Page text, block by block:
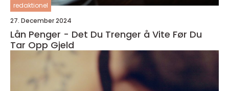
redaktionel
27. December 2024
Lån Penger - Det Du Trenger å Vite Før Du
Tar Opp Gjeld